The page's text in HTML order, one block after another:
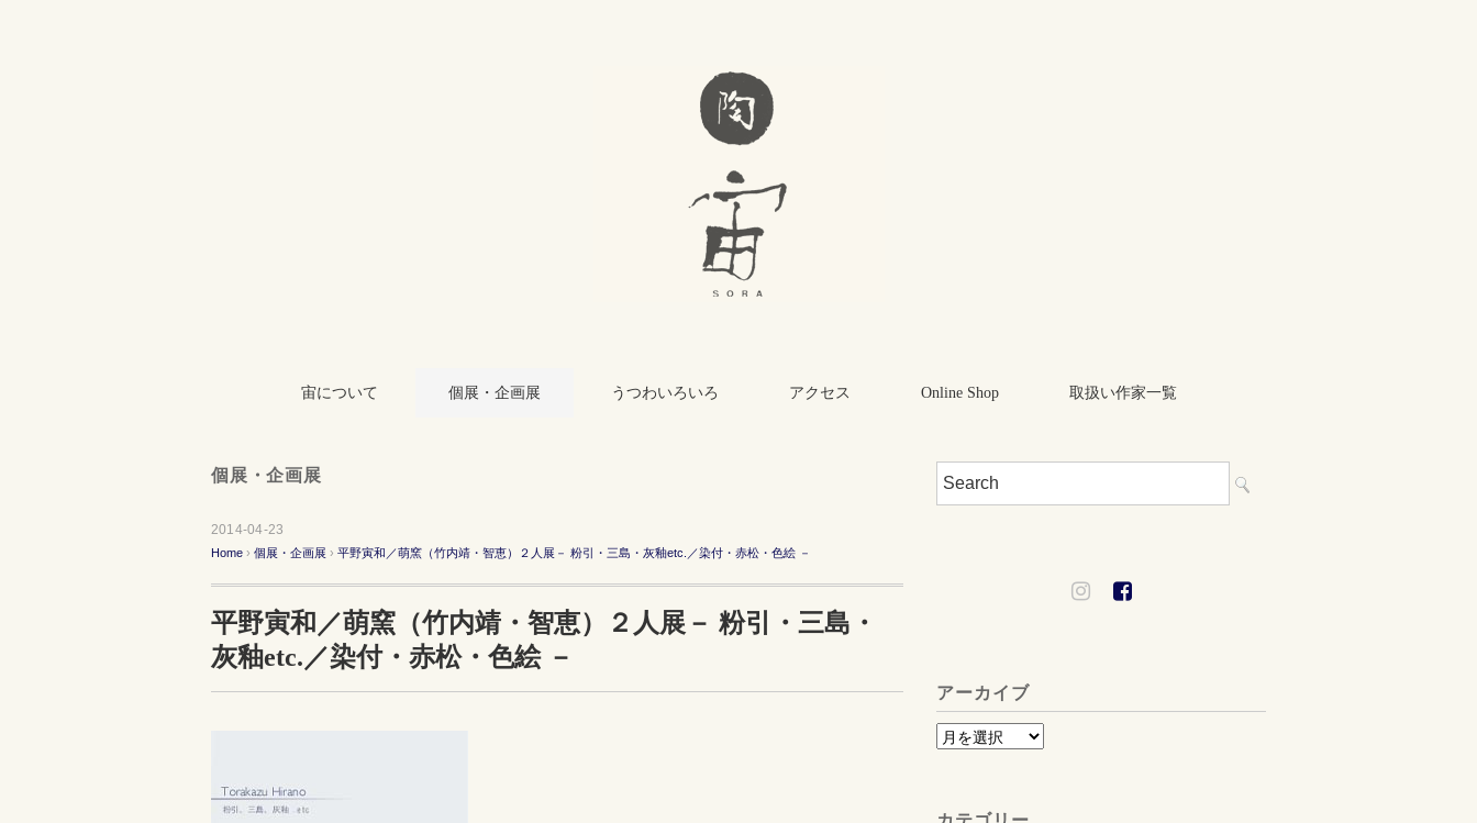
宙について 個展・企画展 うつわいろいろ アクセス Online Shop 取扱い作家一覧
個展・企画展
2014-04-23
Home › 個展・企画展 › 平野寅和／萌窯（竹内靖・智恵）２人展－ 粉引・三島・灰釉etc.／染付・赤松・色絵 －
平野寅和／萌窯（竹内靖・智恵）２人展－ 粉引・三島・
灰釉etc.／染付・赤松・色絵 －
アーカイブ
ア